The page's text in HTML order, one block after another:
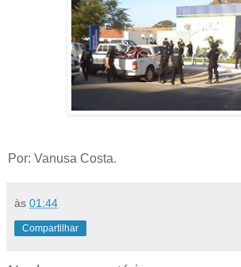
Por: Vanusa Costa.
às 01:44
Compartilhar